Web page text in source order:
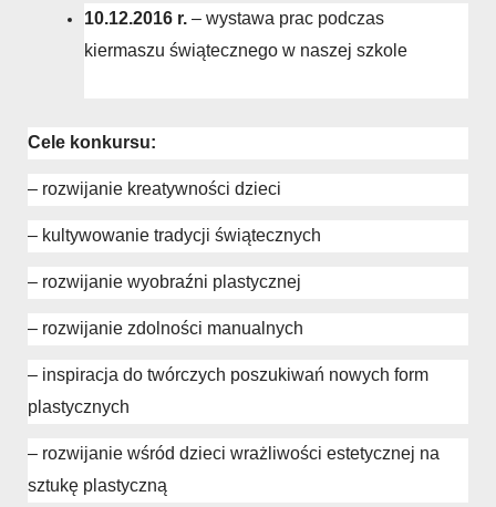
10.12.2016 r. – wystawa prac podczas
kiermaszu świątecznego w naszej szkole
Cele konkursu:
– rozwijanie kreatywności dzieci
– kultywowanie tradycji świątecznych
– rozwijanie wyobraźni plastycznej
– rozwijanie zdolności manualnych
– inspiracja do twórczych poszukiwań nowych form
plastycznych
– rozwijanie wśród dzieci wrażliwości estetycznej na
sztukę plastyczną